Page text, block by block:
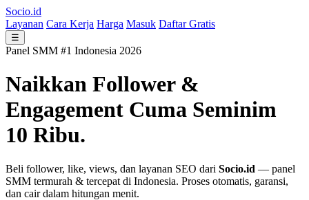
Socio.id
Layanan Cara Kerja Harga Masuk Daftar Gratis
☰
Panel SMM #1 Indonesia 2026
Naikkan Follower &
Engagement Cuma Seminim
10 Ribu.
Beli follower, like, views, dan layanan SEO dari Socio.id — panel
SMM termurah & tercepat di Indonesia. Proses otomatis, garansi,
dan cair dalam hitungan menit.